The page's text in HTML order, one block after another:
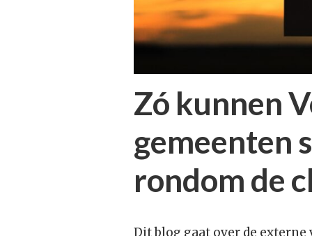
Zó kunnen
gemeenten
rondom de
Dit blog gaat over de